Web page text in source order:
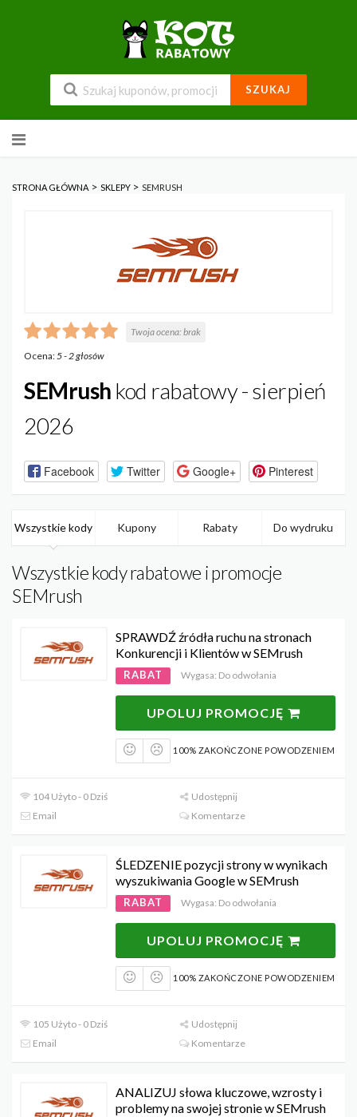
SZUKAJ
do
STRONA GŁÓWNA > SKLEPY > SEMRUSH
Twoja ocena:brak
Ocena:5-2głosów
SEMrush kod rabatowy - sierpień
2026
Facebook Twitter Google+ Pinterest
Wszystkie kody Kupony Rabaty Do wydruku
Wszystkie kody rabatowe i promocje
SEMrush
SPRAWDŹ źródła ruchu na stronach
Konkurencji i Klientów w SEMrush
RABAT Wygasa: Do odwołania
UPOLUJ PROMOCJĘ
100% ZAKOŃCZONE POWODZENIEM
104 Użyto - 0 Dziś
Udostępnij
Email
Komentarze
ŚLEDZENIE pozycji strony w wynikach
wyszukiwania Google w SEMrush
RABAT Wygasa: Do odwołania
UPOLUJ PROMOCJĘ
100% ZAKOŃCZONE POWODZENIEM
105 Użyto - 0 Dziś
Udostępnij
Email
Komentarze
ANALIZUJ słowa kluczowe, wzrosty i
problemy na swojej stronie w SEMrush